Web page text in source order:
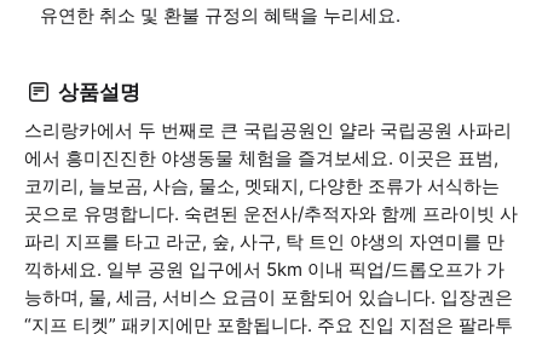
유연한 취소 및 환불 규정의 혜택을 누리세요.
상품설명
스리랑카에서 두 번째로 큰 국립공원인 얄라 국립공원 사파리
에서 흥미진진한 야생동물 체험을 즐겨보세요. 이곳은 표범,
코끼리, 늘보곰, 사슴, 물소, 멧돼지, 다양한 조류가 서식하는
곳으로 유명합니다. 숙련된 운전사/추적자와 함께 프라이빗 사
파리 지프를 타고 라군, 숲, 사구, 탁 트인 야생의 자연미를 만
끽하세요. 일부 공원 입구에서 5km 이내 픽업/드롭오프가 가
능하며, 물, 세금, 서비스 요금이 포함되어 있습니다. 입장권은
“지프 티켓” 패키지에만 포함됩니다. 주요 진입 지점은 팔라투